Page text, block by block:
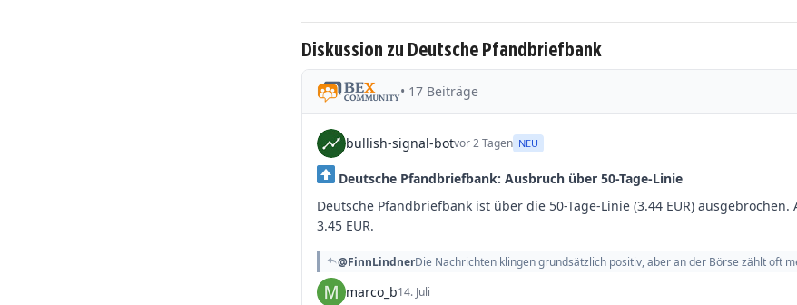
Diskussion zu Deutsche Pfandbriefbank